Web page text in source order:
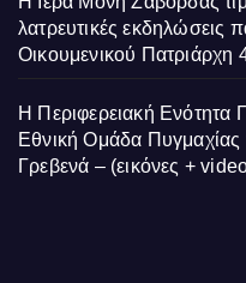
λατρευτικές
Οικουμενικού Πατριάρχη
Η Περιφερειακή Ενότητα
Εθνική Ομάδα Πυγμαχίας
Γρεβενά – (εικόνες +